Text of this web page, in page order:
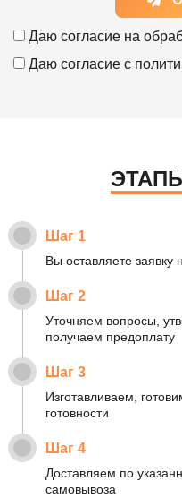
Даю согласие на
Даю согласие с
Шаг 1
Вы оставляете
Шаг 2
Уточняем вопросы,
получаем предоплату
Шаг 3
Изготавливаем,
готовности
Шаг 4
Доставляем по
самовывоза